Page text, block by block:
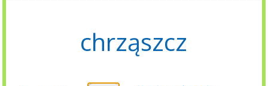
chrząszcz